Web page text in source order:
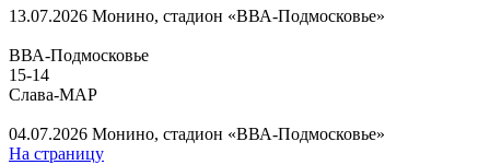
13.07.2026 Монино, стадион «ВВА-Подмосковье»
ВВА-Подмосковье
15-14
Слава-МАР
04.07.2026 Монино, стадион «ВВА-Подмосковье»
На страницу